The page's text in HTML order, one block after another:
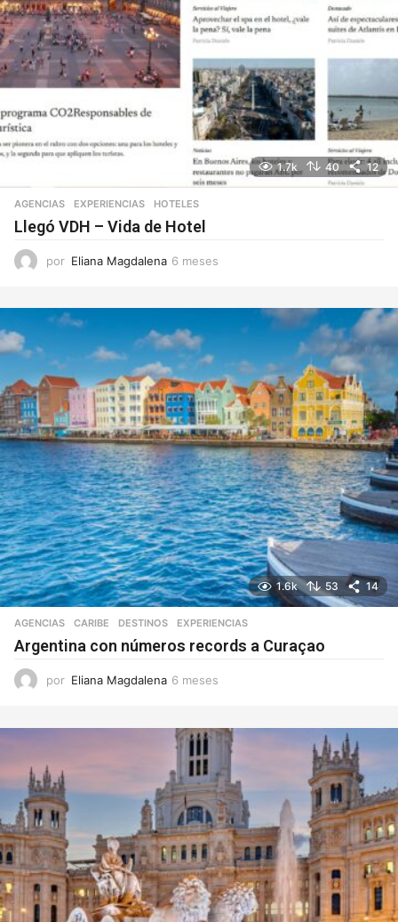
1.7k 40 12
AGENCIAS EXPERIENCIAS ,HOTELES
Llegó VDH – Vida de Hotel
por Eliana Magdalena 6 meses
s
1.6k 53 14
AGENCIAS CARIBE ,DESTINOS ,EXPERIENCIAS
Argentina con números records a Curaçao
por Eliana Magdalena 6 meses
s
s